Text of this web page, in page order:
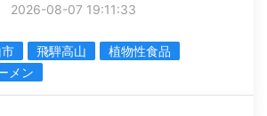
2026-08-07 19:11:33
飛騨高山
植物性食品
メン